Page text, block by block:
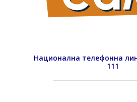
Национална телефонна
111